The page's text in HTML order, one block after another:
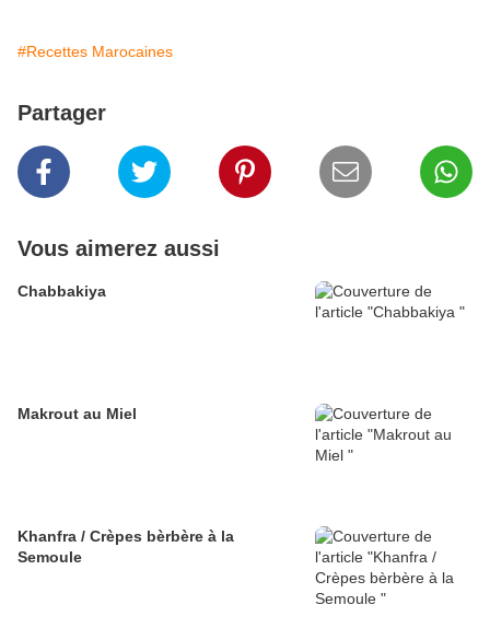
#Recettes Marocaines
Partager
Vous aimerez aussi
Chabbakiya
Makrout au Miel
Khanfra / Crèpes bèrbère à la
Semoule